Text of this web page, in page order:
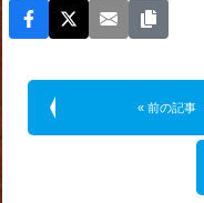
« 前の記事